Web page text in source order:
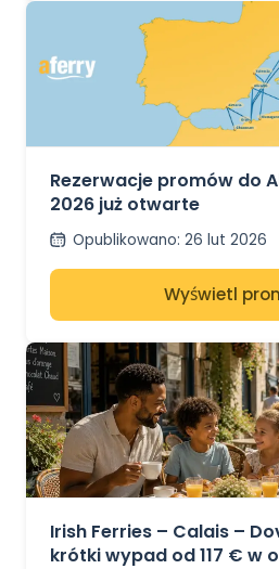
Rezerwacje promów do
2026 już otwarte
Opublikowano: 26 lut 2026
Wyświetl
Irish Ferries – Calais –
krótki wypad od 117 € w